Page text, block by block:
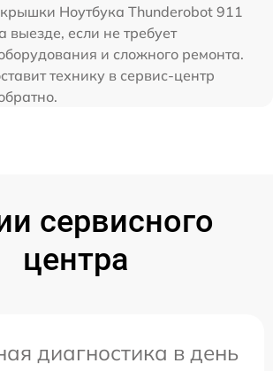
Ноутбука Thunderobot 911
выезде, если не требует
и сложного ремонта.
технику в сервис-центр
сервисного
центра
диагностика в день